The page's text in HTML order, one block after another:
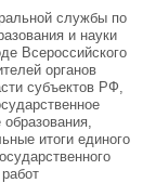
службы по
и науки
Всероссийского
органов
субъектов РФ,
итоги единого